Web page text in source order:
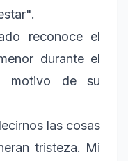
reconoce el
durante el
motivo de su
las cosas
tristeza. Mi